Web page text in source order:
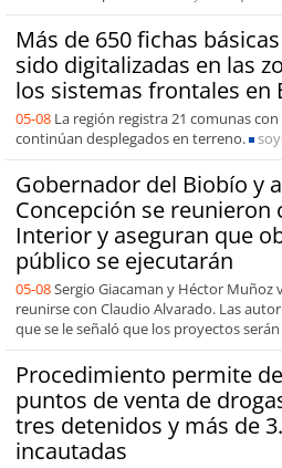
Más de 650 fichas
sido digitalizadas en las
los sistemas frontales en
05-08 La región registra 21 comunas
continúan desplegados en terreno.
soy
Gobernador del Biobío y
Concepción se
Interior y aseguran que
público se ejecutarán
05-08Sergio Giacaman y Héctor Muñoz
reunirse con Claudio Alvarado. Las
que se le señaló que los proyectos
Procedimiento permite
puntos de venta de
tres detenidos y más de
incautadas